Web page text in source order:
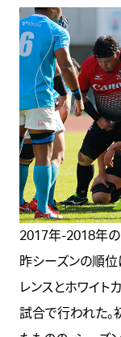
2017年-2018年の
昨シーズンの順位
レンスとホワイト
試合で行われた。